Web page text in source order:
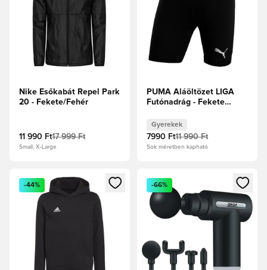
Nike Esőkabát Repel Park
20 - Fekete/Fehér
11 990 Ft17 999 Ft
Small, X-Large
PUMA Aláöltözet LIGA
Futónadrág - Fekete
Gyerekek
7990 Ft11 990 Ft
Sok méretben kapható
Megnyit egy modált a bejelentkezéshez vagy a tagként
-44%
Megnyit egy modált a
-66%